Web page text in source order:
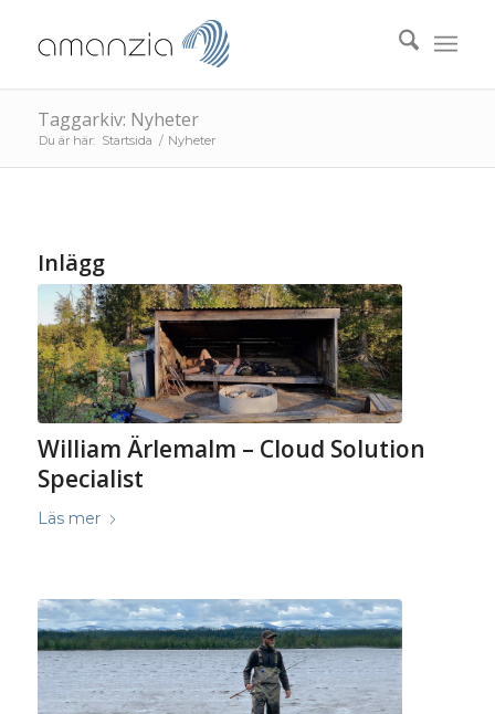
Taggarkiv: Nyheter
Du är här: Startsida / Nyheter
Inlägg
William Ärlemalm – Cloud Solution
Specialist
Läs mer